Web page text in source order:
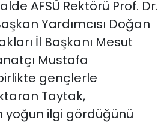
AFSÜ Rektörü Prof. Dr.
Yardımcısı Doğan
İl Başkanı Mesut
Mustafa
gençlerle
Taytak,
yoğun ilgi gördüğünü